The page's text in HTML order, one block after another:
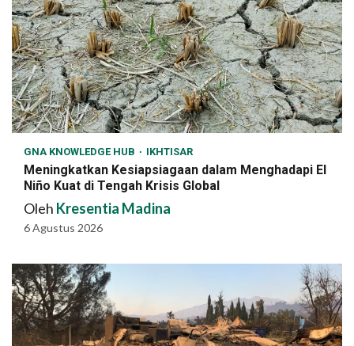
GNA KNOWLEDGE HUB IKHTISAR
Meningkatkan Kesiapsiagaan dalam Menghadapi El
Niño Kuat di Tengah Krisis Global
Oleh Kresentia Madina
6 Agustus 2026